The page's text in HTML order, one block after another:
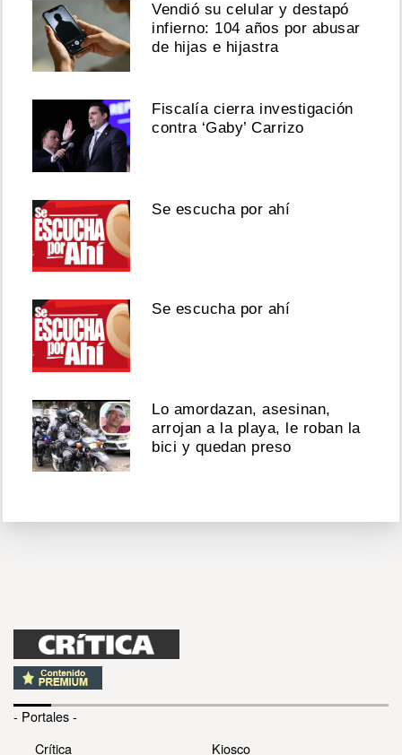
Vendió su celular y destapó
infierno: 104 años por abusar
de hijas e hijastra
Fiscalía cierra investigación
contra ‘Gaby’ Carrizo
Se escucha por ahí
Se escucha por ahí
Lo amordazan, asesinan,
arrojan a la playa, le roban la
bici y quedan preso
- Portales -
Crítica
Kiosco